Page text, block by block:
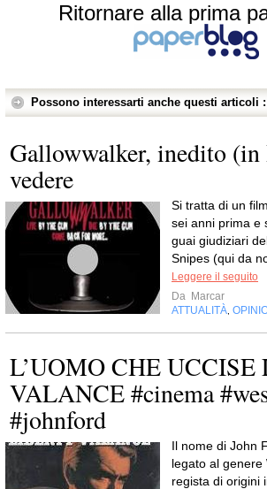
Ritornare alla prima
Possono interessarti anche questi articoli :
Gallowwalker, inedito
vedere
Si tratta di un
sei anni prima e
guai giudiziari
Snipes (qui da
Leggere il seguito
Da Marcar
ATTUALITÀ
L’UOMO CHE
VALANCE #cinema
#johnford
Il nome di John
legato al
regista di origini